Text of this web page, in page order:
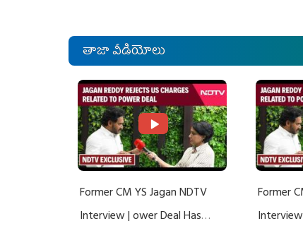
తాజా వీడియోలు
Former CM YS Jagan NDTV
Interview | ower Deal Has
Former